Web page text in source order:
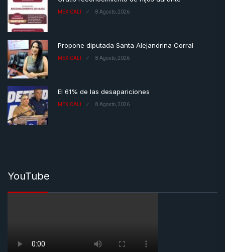
MEXICALI 8 Agosto, 2026
Propone diputada Santa Alejandrina Corral
MEXICALI 8 Agosto, 2026
El 61% de las desapariciones
MEXICALI 8 Agosto, 2026
YouTube